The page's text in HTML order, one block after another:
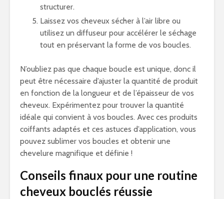
structurer.
Laissez vos cheveux sécher à l’air libre ou
utilisez un diffuseur pour accélérer le séchage
tout en préservant la forme de vos boucles.
N’oubliez pas que chaque boucle est unique, donc il
peut être nécessaire d’ajuster la quantité de produit
en fonction de la longueur et de l’épaisseur de vos
cheveux. Expérimentez pour trouver la quantité
idéale qui convient à vos boucles. Avec ces produits
coiffants adaptés et ces astuces d’application, vous
pouvez sublimer vos boucles et obtenir une
chevelure magnifique et définie !
Conseils finaux pour une routine
cheveux bouclés réussie